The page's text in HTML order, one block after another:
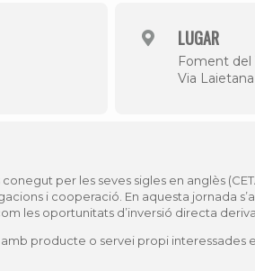
LUGAR
Foment del
Via
per les seves sigles en anglès
i cooperació. En aquesta jornada
les oportunitats d’inversió directa
producte o servei propi interessades